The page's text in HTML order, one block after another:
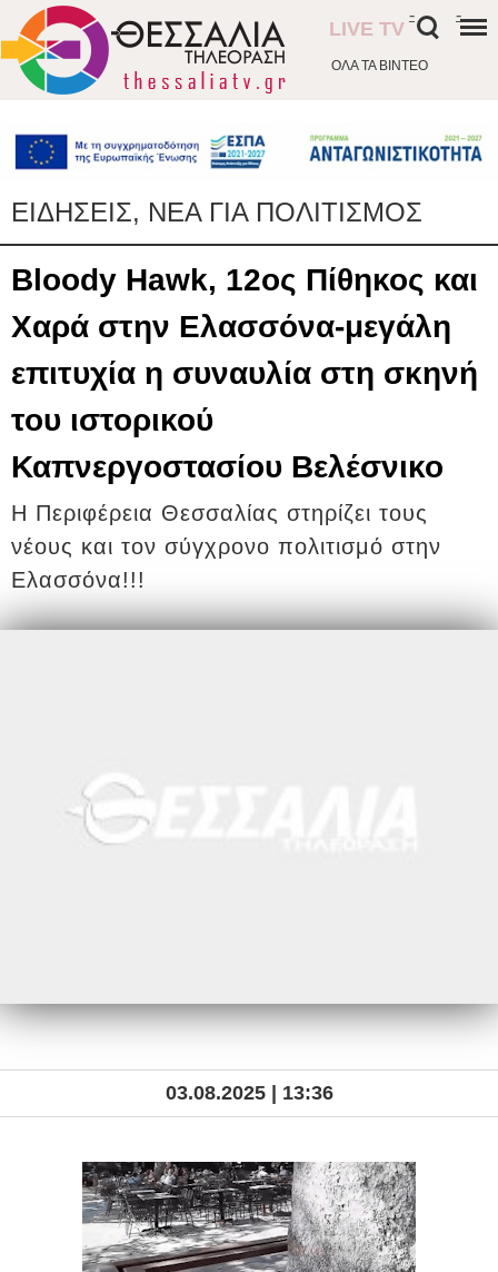
ΟΛΑ ΤΑ ΒΙΝΤΕΟ
LIVE TV
- -
ΕΙΔΗΣΕΙΣ, ΝΕΑ ΓΙΑ ΠΟΛΙΤΙΣΜΟΣ
Bloody Hawk, 12ος Πίθηκος και
Χαρά στην Ελασσόνα-μεγάλη
επιτυχία η συναυλία στη σκηνή
του ιστορικού
Καπνεργοστασίου Βελέσνικο
Η Περιφέρεια Θεσσαλίας στηρίζει τους
νέους και τον σύγχρονο πολιτισμό στην
Ελασσόνα!!!
03.08.2025 | 13:36